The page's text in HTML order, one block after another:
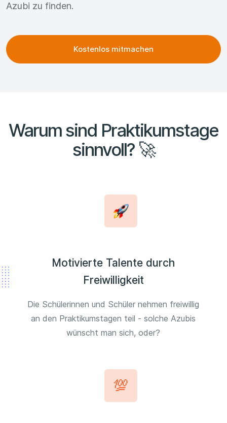
Azubi zu finden.
Kostenlos mitmachen
Warum sind Praktikumstage
sinnvoll? 🚀
Motivierte Talente durch
Freiwilligkeit
Die Schülerinnen und Schüler nehmen freiwillig
an den Praktikumstagen teil - solche Azubis
wünscht man sich, oder?